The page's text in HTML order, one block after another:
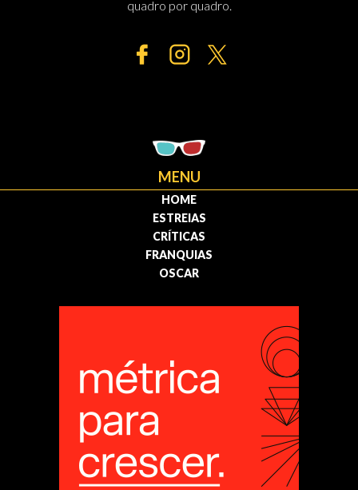
quadro por quadro.
MENU
HOME
ESTREIAS
CRÍTICAS
FRANQUIAS
OSCAR